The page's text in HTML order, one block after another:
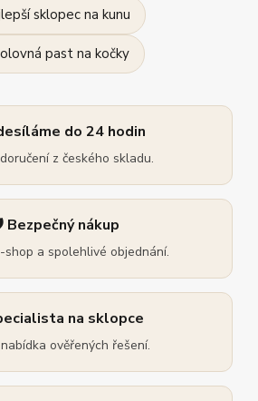
sklopec na kunu
past na kočky
do 24 hodin
z českého skladu.
Bezpečný nákup
shop a spolehlivé objednání.
na sklopce
ověřených řešení.